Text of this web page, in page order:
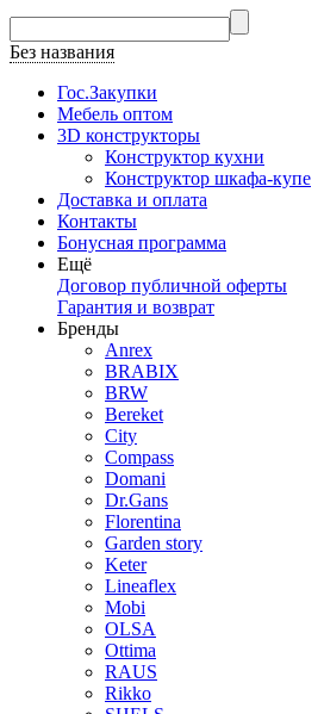
Без названия
Гос.Закупки
Мебель оптом
3D конструкторы
Конструктор кухни
Конструктор шкафа-купе
Доставка и оплата
Контакты
Бонусная программа
Ещё
Договор публичной оферты
Гарантия и возврат
Бренды
Anrex
BRABIX
BRW
Bereket
City
Compass
Domani
Dr.Gans
Florentina
Garden story
Keter
Lineaflex
Mobi
OLSA
Ottima
RAUS
Rikko